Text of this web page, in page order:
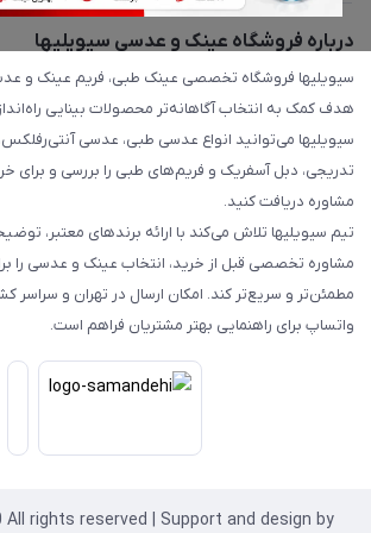
درباره فروشگاه عینک و عدسی سیویلیها
سیویلیها فروشگاه تخصصی عینک طبی، فریم عینک و
هدف کمک به انتخاب آگاهانه‌تر محصولات بینایی
سیویلیها می‌توانید انواع عدسی طبی، عدسی آنتی‌رفلکس،
تدریجی، دبل آسفریک و فریم‌های طبی را بررسی و برای
مشاوره دریافت کنید.
تیم سیویلیها تلاش می‌کند با ارائه برندهای معتبر،
مشاوره تخصصی قبل از خرید، انتخاب عینک و عدسی را
مطمئن‌تر و سریع‌تر کند. امکان ارسال در تهران و سراسر
واتساپ برای راهنمایی بهتر مشتریان فراهم است.
rights reserved | Support and design by